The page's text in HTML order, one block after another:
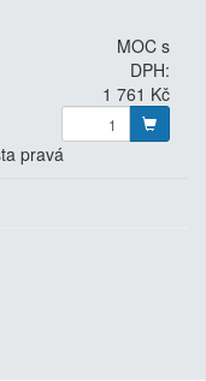
MOC s
DPH:
1 761 Kč
pravá